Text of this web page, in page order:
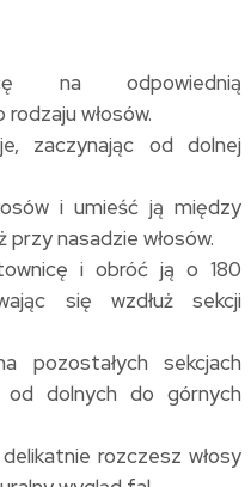
na odpowiednią
włosów.
zaczynając od dolnej
i umieść ją między
nasadzie włosów.
i obróć ją o 180
się wzdłuż sekcji
pozostałych sekcjach
od dolnych do górnych
rozczesz włosy